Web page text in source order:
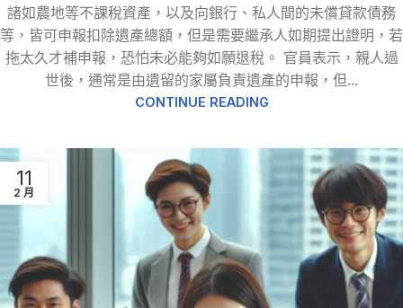
諸如農地等不課稅資產，以及向銀行、私人間的未償貸款債務
等，皆可申報扣除遺產總額，但是需要繼承人如期提出證明，若
拖太久才補申報，恐怕未必能夠如願退稅。 官員表示，親人過
世後，通常是由遺留的家屬負責遺產的申報，但...
CONTINUE READING
11
2 月